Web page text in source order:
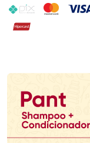
PIX MasterCard
VISA
Hipercard
Promoção